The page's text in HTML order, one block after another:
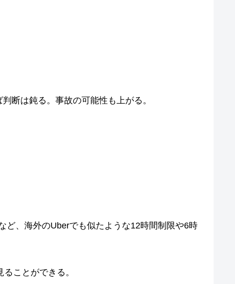
断は鈍る。事故の可能性も上がる。
ど、海外のUberでも似たような12時間制限や6時
ことができる。